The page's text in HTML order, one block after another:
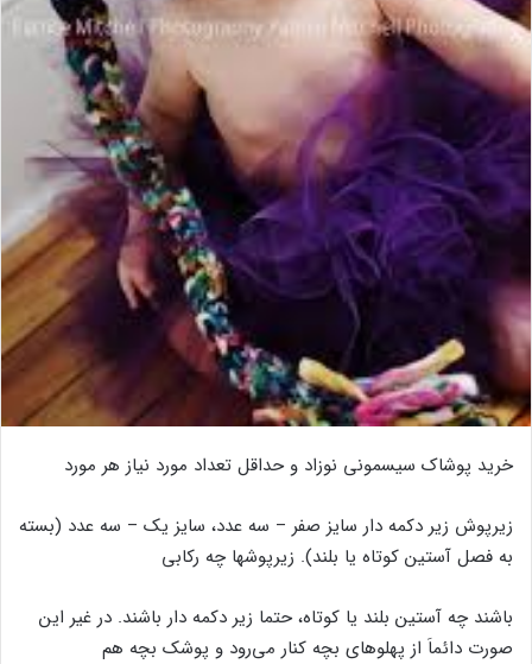
خرید پوشاک سیسمونی نوزاد و حداقل تعداد مورد نیاز هر مورد
زیرپوش زیر دکمه دار سایز صفر – سه عدد، سایز یک – سه عدد (بسته
به فصل آستین کوتاه یا بلند). زیرپوشها چه رکابی
باشند چه آستین بلند یا کوتاه، حتما زیر دکمه دار باشند. در غیر این
صورت دائماَ از پهلوهای بچه کنار می‌رود و پوشک بچه هم